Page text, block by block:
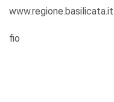
www.regione.basilicata.it.
fio